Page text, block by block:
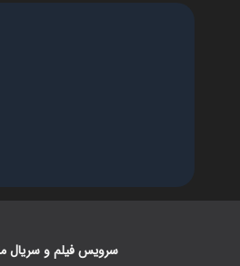
سرویس فیلم و سریال